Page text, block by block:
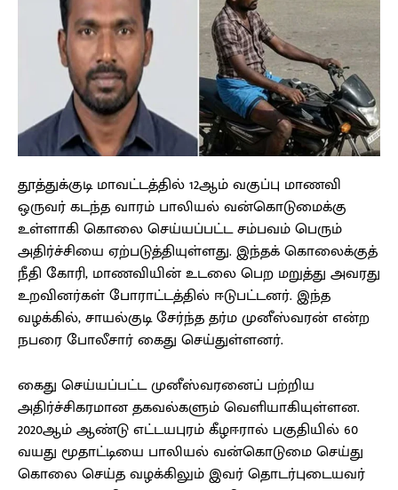
தூத்துக்குடி மாவட்டத்தில் 12ஆம் வகுப்பு மாணவி
ஒருவர் கடந்த வாரம் பாலியல் வன்கொடுமைக்கு
உள்ளாகி கொலை செய்யப்பட்ட சம்பவம் பெரும்
அதிர்ச்சியை ஏற்படுத்தியுள்ளது. இந்தக் கொலைக்குத்
நீதி கோரி, மாணவியின் உடலை பெற மறுத்து அவரது
உறவினர்கள் போராட்டத்தில் ஈடுபட்டனர். இந்த
வழக்கில், சாயல்குடி சேர்ந்த தர்ம முனீஸ்வரன் என்ற
நபரை போலீசார் கைது செய்துள்ளனர்.
கைது செய்யப்பட்ட முனீஸ்வரனைப் பற்றிய
அதிர்ச்சிகரமான தகவல்களும் வெளியாகியுள்ளன.
2020ஆம் ஆண்டு எட்டயபுரம் கீழஈரால் பகுதியில் 60
வயது மூதாட்டியை பாலியல் வன்கொடுமை செய்து
கொலை செய்த வழக்கிலும் இவர் தொடர்புடையவர்